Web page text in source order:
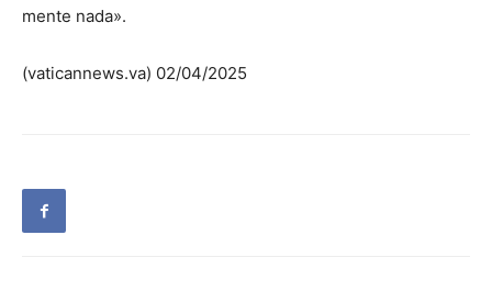
mente nada».
(vaticannews.va) 02/04/2025